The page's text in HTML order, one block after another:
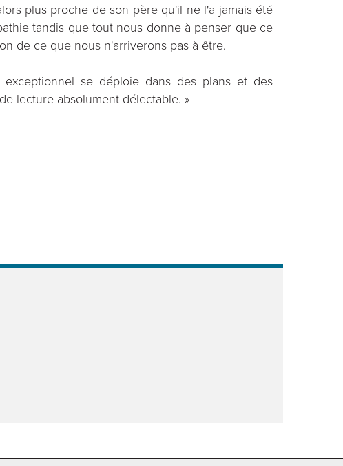
plus proche de son père qu'il ne l'a jamais été
tandis que tout nous donne à penser que ce
de ce que nous n'arriverons pas à être.
se déploie dans des plans et des
lecture absolument délectable. »